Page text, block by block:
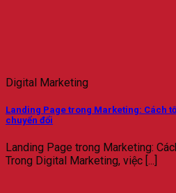
Digital Marketing
Landing Page trong Marketing: Cách
chuyển đổi
Landing Page trong Marketing:
Trong Digital Marketing, việc [...]